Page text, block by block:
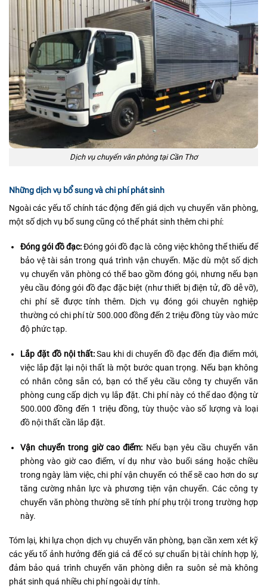
Dịch vụ chuyển văn phòng tại Cần Thơ
Những dịch vụ bổ sung và chi phí phát sinh
Ngoài các yếu tố chính tác động đến giá dịch vụ chuyển văn phòng,
một số dịch vụ bổ sung cũng có thể phát sinh thêm chi phí:
Đóng gói đồ đạc:Đóng gói đồ đạc là công việc không thể thiếu để
bảo vệ tài sản trong quá trình vận chuyển. Mặc dù một số dịch
vụ chuyển văn phòng có thể bao gồm đóng gói, nhưng nếu bạn
yêu cầu đóng gói đồ đạc đặc biệt (như thiết bị điện tử, đồ dễ vỡ),
chi phí sẽ được tính thêm. Dịch vụ đóng gói chuyên nghiệp
thường có chi phí từ 500.000 đồng đến 2 triệu đồng tùy vào mức
độ phức tạp.
Lắp đặt đồ nội thất:Sau khi di chuyển đồ đạc đến địa điểm mới,
việc lắp đặt lại nội thất là một bước quan trọng. Nếu bạn không
có nhân công sẵn có, bạn có thể yêu cầu công ty chuyển văn
phòng cung cấp dịch vụ lắp đặt. Chi phí này có thể dao động từ
500.000 đồng đến 1 triệu đồng, tùy thuộc vào số lượng và loại
đồ nội thất cần lắp đặt.
Vận chuyển trong giờ cao điểm: Nếu bạn yêu cầu chuyển văn
phòng vào giờ cao điểm, ví dụ như vào buổi sáng hoặc chiều
trong ngày làm việc, chi phí vận chuyển có thể sẽ cao hơn do sự
tăng cường nhân lực và phương tiện vận chuyển. Các công ty
chuyển văn phòng thường sẽ tính phí phụ trội trong trường hợp
này.
Tóm lại, khi lựa chọn dịch vụ chuyển văn phòng, bạn cần xem xét kỹ
các yếu tố ảnh hưởng đến giá cả để có sự chuẩn bị tài chính hợp lý,
đảm bảo quá trình chuyển văn phòng diễn ra suôn sẻ mà không
phát sinh quá nhiều chi phí ngoài dự tính.